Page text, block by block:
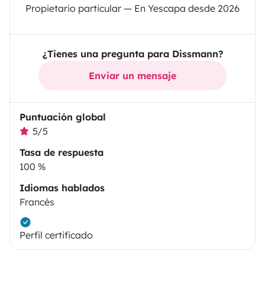
Propietario particular — En Yescapa desde 2026
¿Tienes una pregunta para Dissmann?
Enviar un mensaje
Puntuación global
5/5
Tasa de respuesta
100 %
Idiomas hablados
Francés
Perfil certificado